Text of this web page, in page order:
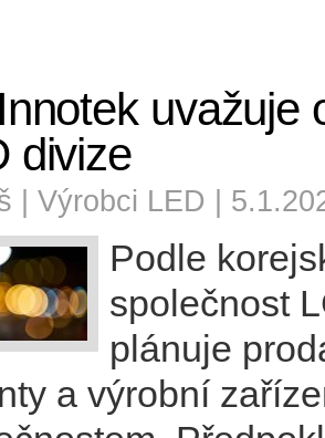
uvažuje
divize
| Výrobci LED |
Podle
společnost
plánuje
a výrobní